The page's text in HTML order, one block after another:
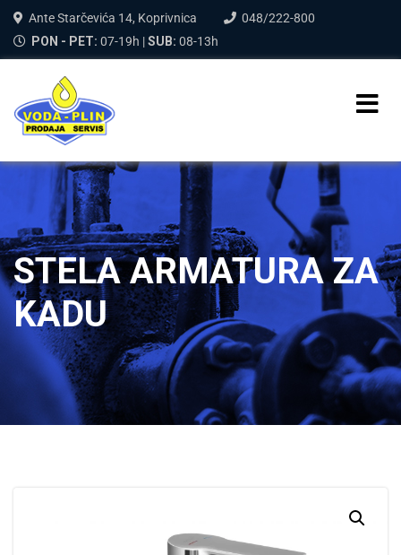
Ante Starčevića 14, Koprivnica
048/222-800
PON - PET: 07-19h |SUB: 08-13h
STELA ARMATURA ZA
KADU